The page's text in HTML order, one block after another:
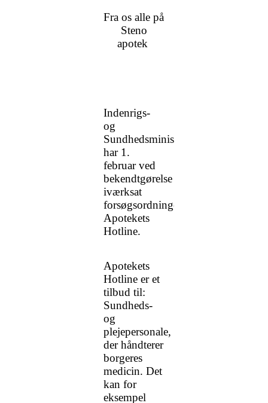
Fra os alle på
Steno
apotek
Indenrigs-
og
Sundhedsministeriet
har 1.
februar ved
bekendtgørelse
iværksat
forsøgsordningen
Apotekets
Hotline.
Apotekets
Hotline er et
tilbud til:
Sundheds-
og
plejepersonale,
der håndterer
borgeres
medicin. Det
kan for
eksempel